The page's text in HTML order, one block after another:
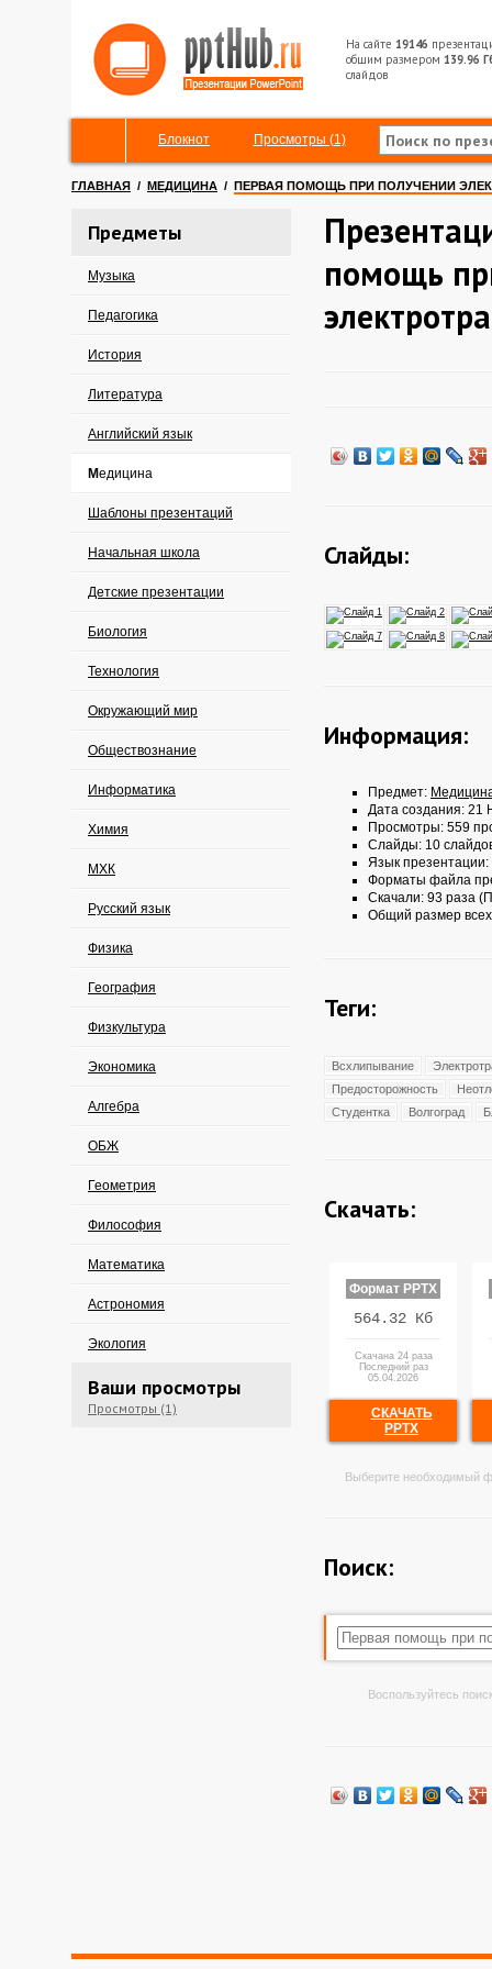
На сайте 19146
общим размером 139.96
слайдов
Блокнот Просмотры (1)
ГЛАВНАЯ / МЕДИЦИНА / ПЕРВАЯ ПОМОЩЬ ПРИ ПОЛУЧЕНИИ
Предметы
Музыка
Педагогика
История
Литература
Английский язык
Медицина
Шаблоны презентаций
Начальная школа
Детские презентации
Биология
Технология
Окружающий мир
Обществознание
Информатика
Химия
МХК
Русский язык
Физика
География
Физкультура
Экономика
Алгебра
ОБЖ
Геометрия
Философия
Математика
Астрономия
Экология
Ваши просмотры
Просмотры (1)
помощь
Слайды:
Информация:
Предмет:
Дата создания: 21
Просмотры: 559
Слайды: 10
Язык презентации:
Форматы файла
Скачали: 93 раза
Общий размер
Теги:
Всхлипывание
Предосторожность
Студентка
Волгоград
Скачать:
Формат PPTX
564.32 Кб
Скачана 24 раза
Последний раз
05.04.2026
СКАЧАТЬ
PPTX
Выберите необходимый
Поиск:
Воспользуйтесь